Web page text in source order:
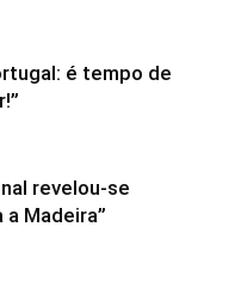
é tempo de
revelou-se
Madeira”